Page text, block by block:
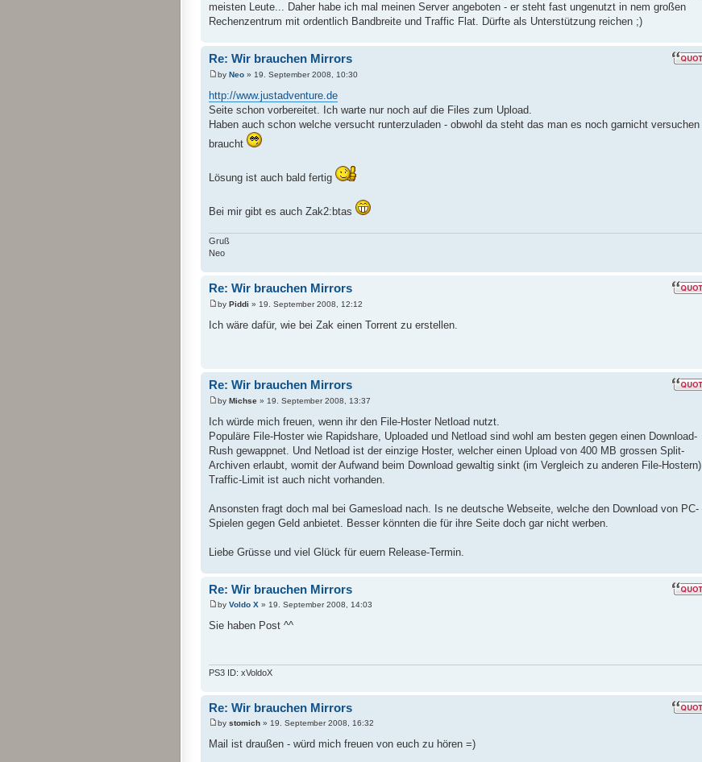
meisten Leute... Daher habe ich mal meinen Server angeboten - er steht fast ungenutzt in nem großen
Rechenzentrum mit ordentlich Bandbreite und Traffic Flat. Dürfte als Unterstützung reichen ;)
Re: Wir brauchen Mirrors
by Neo » 19. September 2008, 10:30
http://www.justadventure.de
Seite schon vorbereitet. Ich warte nur noch auf die Files zum Upload.
Haben auch schon welche versucht runterzuladen - obwohl da steht das man es noch garnicht versuchen
braucht
Lösung ist auch bald fertig
Bei mir gibt es auch Zak2:btas
Gruß
Neo
Re: Wir brauchen Mirrors
by Piddi » 19. September 2008, 12:12
Ich wäre dafür, wie bei Zak einen Torrent zu erstellen.
Re: Wir brauchen Mirrors
by Michse » 19. September 2008, 13:37
Ich würde mich freuen, wenn ihr den File-Hoster Netload nutzt.
Populäre File-Hoster wie Rapidshare, Uploaded und Netload sind wohl am besten gegen einen Download-
Rush gewappnet. Und Netload ist der einzige Hoster, welcher einen Upload von 400 MB grossen Split-
Archiven erlaubt, womit der Aufwand beim Download gewaltig sinkt (im Vergleich zu anderen File-Hostern).
Traffic-Limit ist auch nicht vorhanden.
Ansonsten fragt doch mal bei Gamesload nach. Is ne deutsche Webseite, welche den Download von PC-
Spielen gegen Geld anbietet. Besser könnten die für ihre Seite doch gar nicht werben.
Liebe Grüsse und viel Glück für euern Release-Termin.
Re: Wir brauchen Mirrors
by Voldo X » 19. September 2008, 14:03
Sie haben Post ^^
PS3 ID: xVoldoX
Re: Wir brauchen Mirrors
by stomich » 19. September 2008, 16:32
Mail ist draußen - würd mich freuen von euch zu hören =)